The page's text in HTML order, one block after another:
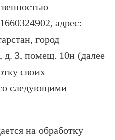
адрес:
город
д. 3, помещ. 10н (далее
своих
следующими
на обработку